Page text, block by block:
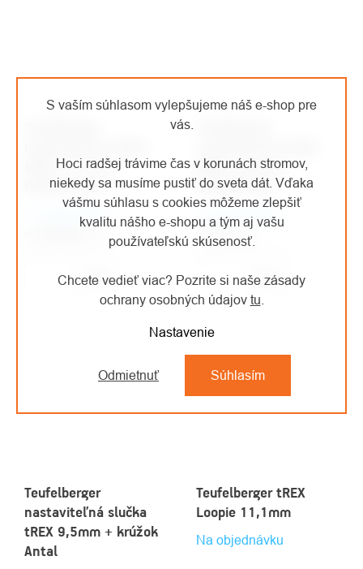
S vaším súhlasom vylepšujeme náš e-shop pre
vás.
Hoci radšej trávime čas v korunách stromov,
niekedy sa musíme pustiť do sveta dát. Vďaka
vášmu súhlasu s cookies môžeme zlepšiť
kvalitu nášho e-shopu a tým aj vašu
používateľskú skúsenosť.
Chcete vedieť viac? Pozrite si naše zásady
ochrany osobných údajov tu
Nastavenie
Odmietnuť Súhlasím
tREX 12,7 mm +
krúžok Antal
od €62,05 bez DPH
Detail
tREX 15,9 mm +
krúžok Antal
Na objednávku
od €60,33 bez DPH
od€73 / ks
Detail
Teufelberger
nastaviteľná slučka
tREX 9,5mm + krúžok
Antal
Teufelberger tREX
Loopie 11,1mm
Na objednávku